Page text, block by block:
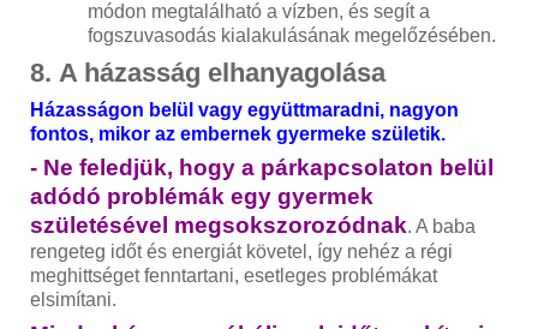
módon megtalálható a vízben, és segít a
fogszuvasodás kialakulásának megelőzésében.
8. A házasság elhanyagolása
Házasságon belül vagy együttmaradni, nagyon
fontos, mikor az embernek gyermeke születik.
- Ne feledjük, hogy a párkapcsolaton belül
adódó problémák egy gyermek
születésével megsokszorozódnak. A baba
rengeteg időt és energiát követel, így nehéz a régi
meghittséget fenntartani, esetleges problémákat
elsimítani.